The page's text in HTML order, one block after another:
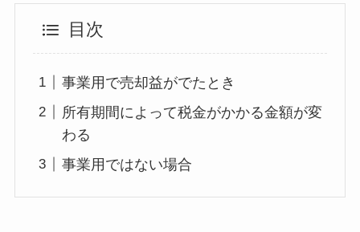
目次
事業用で売却益がでたとき
所有期間によって税金がかかる金額が変
わる
事業用ではない場合